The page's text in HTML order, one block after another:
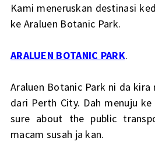
Kami meneruskan destinasi
ke Araluen Botanic Park.
ARALUEN BOTANIC PARK.
Araluen Botanic Park ni da kira
dari Perth City. Dah menuju
sure about the public
macam susah ja kan.